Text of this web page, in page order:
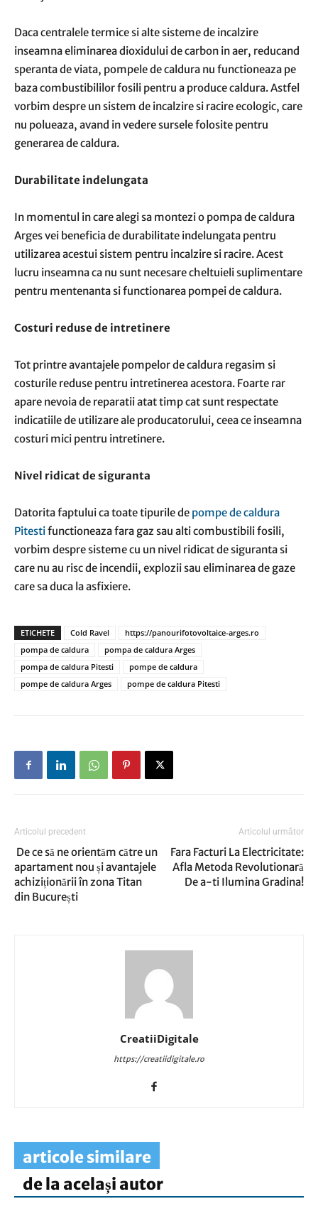
Daca centralele termice si alte sisteme de incalzire
inseamna eliminarea dioxidului de carbon in aer, reducand
speranta de viata, pompele de caldura nu functioneaza pe
baza combustibililor fosili pentru a produce caldura. Astfel
vorbim despre un sistem de incalzire si racire ecologic, care
nu polueaza, avand in vedere sursele folosite pentru
generarea de caldura.
Durabilitate indelungata
In momentul in care alegi sa montezi o pompa de caldura
Arges vei beneficia de durabilitate indelungata pentru
utilizarea acestui sistem pentru incalzire si racire. Acest
lucru inseamna ca nu sunt necesare cheltuieli suplimentare
pentru mentenanta si functionarea pompei de caldura.
Costuri reduse de intretinere
Tot printre avantajele pompelor de caldura regasim si
costurile reduse pentru intretinerea acestora. Foarte rar
apare nevoia de reparatii atat timp cat sunt respectate
indicatiile de utilizare ale producatorului, ceea ce inseamna
costuri mici pentru intretinere.
Nivel ridicat de siguranta
Datorita faptului ca toate tipurile de pompe de caldura
Pitestifunctioneaza fara gaz sau alti combustibili fosili,
vorbim despre sisteme cu un nivel ridicat de siguranta si
care nu au risc de incendii, explozii sau eliminarea de gaze
care sa duca la asfixiere.
ETICHETE Cold Ravel
https://panourifotovoltaice-arges.ro
pompa de caldura
pompa de caldura Arges
pompa de caldura Pitesti
pompe de caldura
pompe de caldura Arges
pompe de caldura Pitesti
Articolul precedent
De ce să ne orientăm către un
apartament nou și avantajele
achiziționării în zona Titan
din București
Articolul următor
Fara Facturi La Electricitate:
Afla Metoda Revolutionară
De a-ti Ilumina Gradina!
CreatiiDigitale
https://creatiidigitale.ro
articole similare
de la același autor